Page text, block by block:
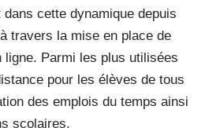
dans cette dynamique depuis
travers la mise en place de
Parmi les plus utilisées
pour les élèves de tous
des emplois du temps ainsi
scolaires.